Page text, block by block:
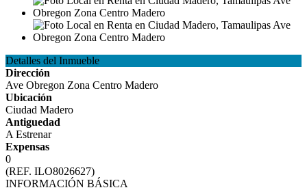
Detalles del Inmueble
Dirección
Ave Obregon Zona Centro Madero
Ubicación
Ciudad Madero
Antiguedad
A Estrenar
Expensas
0
(REF. ILO8026627)
INFORMACIÓN BÁSICA